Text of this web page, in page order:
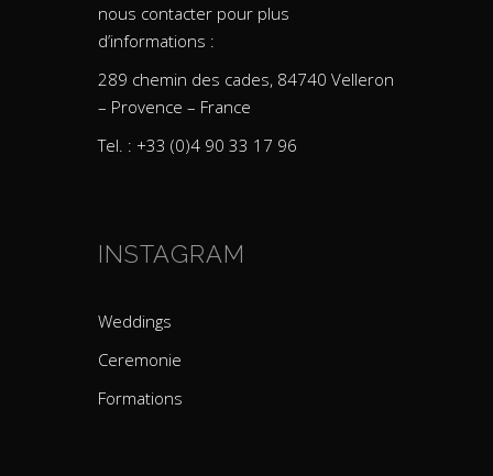
nous contacter pour plus
d’informations :
289 chemin des cades, 84740 Velleron
– Provence – France
Tel. : +33 (0)4 90 33 17 96
INSTAGRAM
Weddings
Ceremonie
Formations